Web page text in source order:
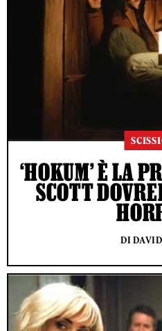
‘HOKUM’ È LA
SCOTT
DI